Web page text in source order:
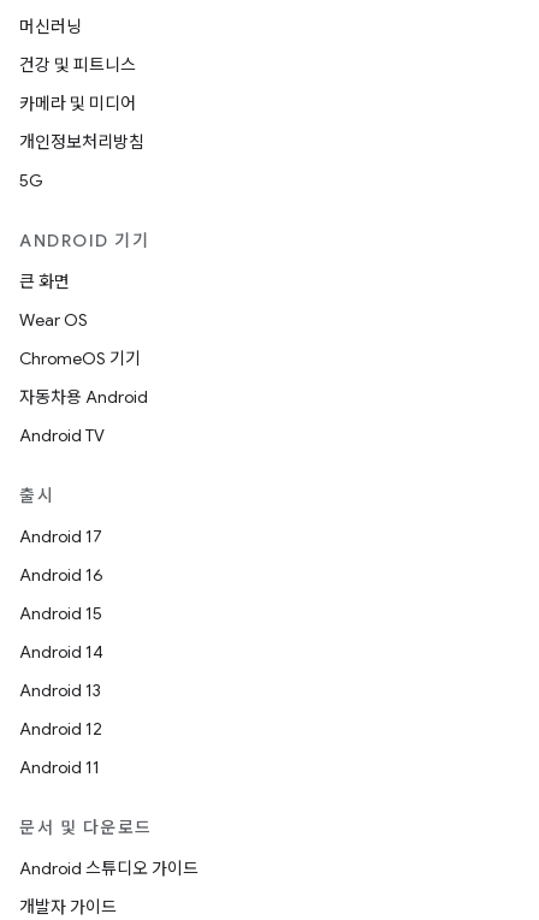
머신러닝
건강 및 피트니스
카메라 및 미디어
개인정보처리방침
5G
ANDROID 기기
큰 화면
Wear OS
ChromeOS 기기
자동차용 Android
Android TV
출시
Android 17
Android 16
Android 15
Android 14
Android 13
Android 12
Android 11
문서 및 다운로드
Android 스튜디오 가이드
개발자 가이드